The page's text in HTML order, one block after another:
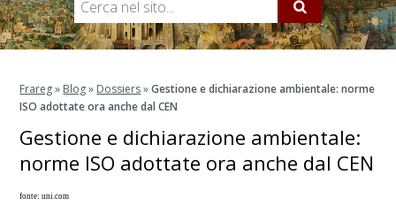
Frareg» Blog» Dossiers»Gestione e dichiarazione ambientale: norme
ISO adottate ora anche dal CEN
Gestione e dichiarazione ambientale:
norme ISO adottate ora anche dal CEN
fonte: uni.com